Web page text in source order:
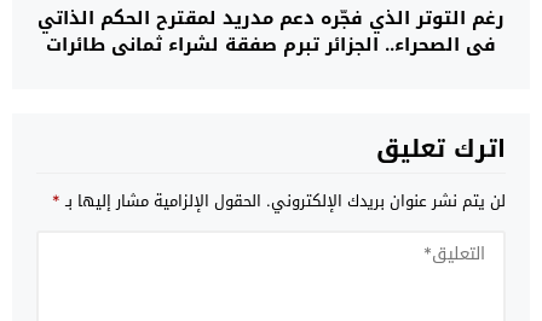
رغم التوتر الذي فجّره دعم مدريد لمقترح الحكم الذاتي
في الصحراء.. الجزائر تبرم صفقة لشراء ثماني طائرات
اترك تعليق
لن يتم نشر عنوان بريدك الإلكتروني. الحقول الإلزامية مشار إليها بـ*